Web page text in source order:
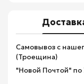
Самовывоз с
(Троещина)
"Новой Почтой" по